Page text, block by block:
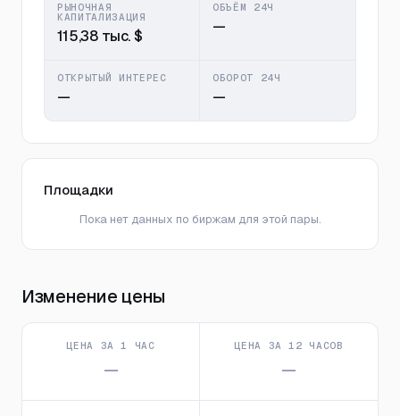
РЫНОЧНАЯ
КАПИТАЛИЗАЦИЯ
115,38 тыс. $
ОБЪЁМ 24Ч
—
ОТКРЫТЫЙ ИНТЕРЕС
—
ОБОРОТ 24Ч
—
Площадки
Пока нет данных по биржам для этой пары.
Изменение цены
ЦЕНА ЗА 1 ЧАС
—
ЦЕНА ЗА 12 ЧАСОВ
—